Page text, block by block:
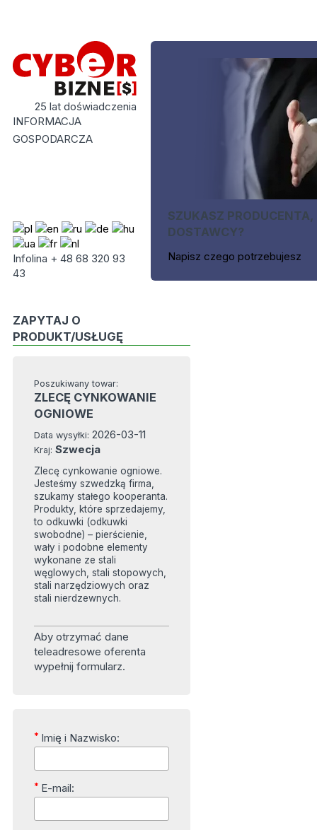
25 lat doświadczenia
INFORMACJA
GOSPODARCZA
Infolina + 48 68 320 93
43
SZUKASZ PRODUCENTA,
DOSTAWCY?
Napisz czego potrzebujesz
ZAPYTAJ O
PRODUKT/USŁUGĘ
Poszukiwany towar:
ZLECĘ CYNKOWANIE
OGNIOWE
Data wysyłki: 2026-03-11
Kraj: Szwecja
Zlecę cynkowanie ogniowe.
Jesteśmy szwedzką firma,
szukamy stałego kooperanta.
Produkty, które sprzedajemy,
to odkuwki (odkuwki
swobodne) – pierścienie,
wały i podobne elementy
wykonane ze stali
węglowych, stali stopowych,
stali narzędziowych oraz
stali nierdzewnych.
Aby otrzymać dane
teleadresowe oferenta
wypełnij formularz.
* Imię i Nazwisko:
* E-mail: